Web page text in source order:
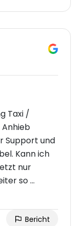
Taxi /
Support und
Kann ich
nur
so ...
Bericht